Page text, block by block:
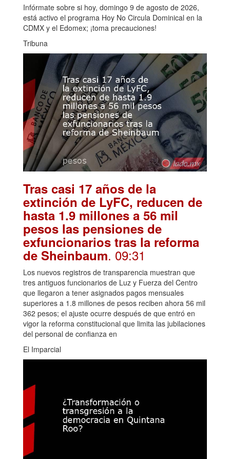
Infórmate sobre si hoy, domingo 9 de agosto de 2026,
está activo el programa Hoy No Circula Dominical en la
CDMX y el Edomex; ¡toma precauciones!
Tribuna
Tras casi 17 años de la
extinción de LyFC, reducen de
hasta 1.9 millones a 56 mil
pesos las pensiones de
exfuncionarios tras la reforma
de Sheinbaum. 09:31
Los nuevos registros de transparencia muestran que
tres antiguos funcionarios de Luz y Fuerza del Centro
que llegaron a tener asignados pagos mensuales
superiores a 1.8 millones de pesos reciben ahora 56 mil
362 pesos; el ajuste ocurre después de que entró en
vigor la reforma constitucional que limita las jubilaciones
del personal de confianza en
El Imparcial